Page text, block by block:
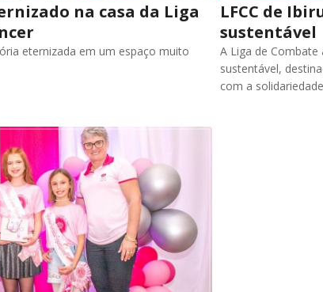
na casa da Liga
eternizada em um espaço muito
LFCC de
sustentável
A Liga de
sustentável,
com a